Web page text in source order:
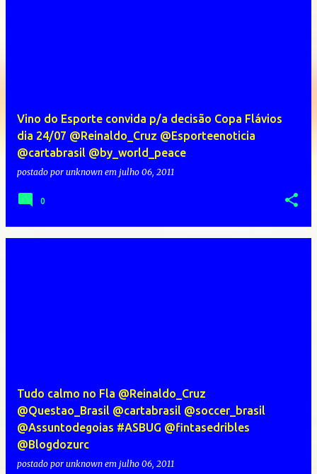
Vino do Esporte convida p/a decisão Copa Flávios
dia 24/07 @Reinaldo_Cruz @Esporteenoticia
@cartabrasil @by_world_peace
postado por unknown em julho 06, 2011
0
Tudo calmo no Fla @Reinaldo_Cruz
@Questao_Brasil @cartabrasil @soccer_brasil
@Assuntodegoias #ASBUG @fintasedribles
@Blogdozurc
postado por unknown em julho 06, 2011